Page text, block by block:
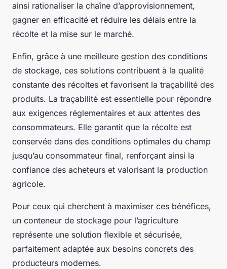
ainsi rationaliser la chaîne d’approvisionnement,
gagner en efficacité et réduire les délais entre la
récolte et la mise sur le marché.
Enfin, grâce à une meilleure gestion des conditions
de stockage, ces solutions contribuent à la qualité
constante des récoltes et favorisent la traçabilité des
produits. La traçabilité est essentielle pour répondre
aux exigences réglementaires et aux attentes des
consommateurs. Elle garantit que la récolte est
conservée dans des conditions optimales du champ
jusqu’au consommateur final, renforçant ainsi la
confiance des acheteurs et valorisant la production
agricole.
Pour ceux qui cherchent à maximiser ces bénéfices,
un conteneur de stockage pour l’agriculture
représente une solution flexible et sécurisée,
parfaitement adaptée aux besoins concrets des
producteurs modernes.